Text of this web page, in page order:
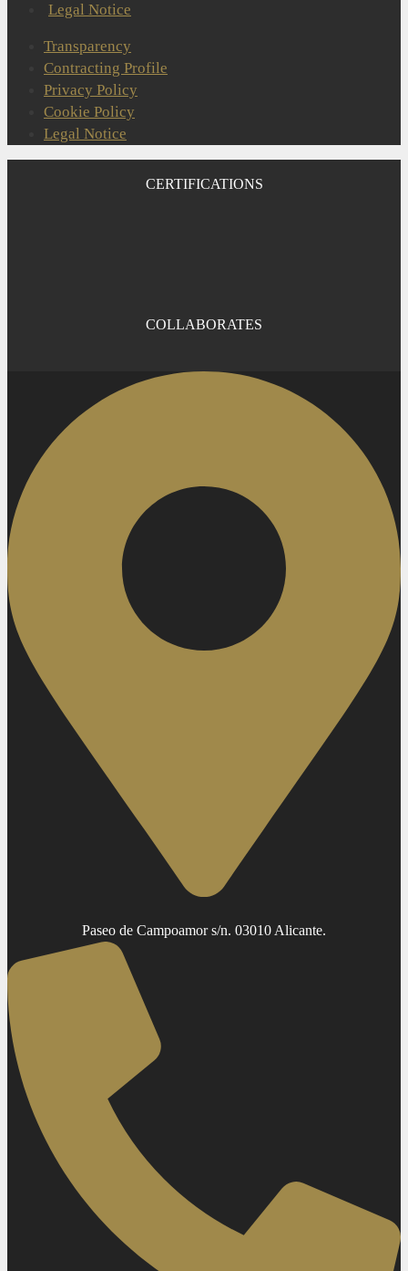
Legal Notice
Transparency
Contracting Profile
Privacy Policy
Cookie Policy
Legal Notice
CERTIFICATIONS
COLLABORATES
Paseo de Campoamor s/n. 03010 Alicante.